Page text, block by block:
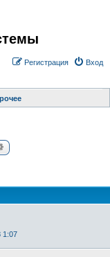
Вход
Регистрация
Расширенный поиск
1:07